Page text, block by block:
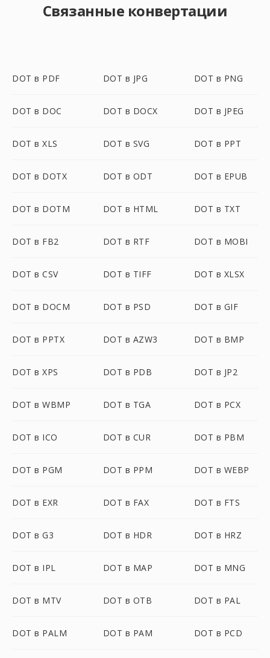
Связанные конвертации
DOT в PDF DOT в JPG DOT в PNG
DOT в DOC DOT в DOCX DOT в JPEG
DOT в XLS DOT в SVG DOT в PPT
DOT в DOTX DOT в ODT DOT в EPUB
DOT в DOTM DOT в HTML DOT в TXT
DOT в FB2 DOT в RTF DOT в MOBI
DOT в CSV DOT в TIFF DOT в XLSX
DOT в DOCM DOT в PSD DOT в GIF
DOT в PPTX DOT в AZW3 DOT в BMP
DOT в XPS DOT в PDB DOT в JP2
DOT в WBMP DOT в TGA DOT в PCX
DOT в ICO DOT в CUR DOT в PBM
DOT в PGM DOT в PPM DOT в WEBP
DOT в EXR DOT в FAX DOT в FTS
DOT в G3 DOT в HDR DOT в HRZ
DOT в IPL DOT в MAP DOT в MNG
DOT в MTV DOT в OTB DOT в PAL
DOT в PALM DOT в PAM DOT в PCD